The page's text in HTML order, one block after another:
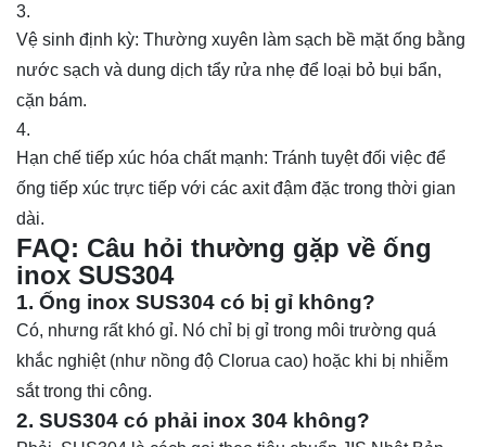
Vệ sinh định kỳ: Thường xuyên làm sạch bề mặt ống bằng
nước sạch và dung dịch tẩy rửa nhẹ để loại bỏ bụi bẩn,
cặn bám.
Hạn chế tiếp xúc hóa chất mạnh: Tránh tuyệt đối việc để
ống tiếp xúc trực tiếp với các axit đậm đặc trong thời gian
dài.
FAQ: Câu hỏi thường gặp về ống
inox SUS304
1. Ống inox SUS304 có bị gỉ không?
Có, nhưng rất khó gỉ. Nó chỉ bị gỉ trong môi trường quá
khắc nghiệt (như nồng độ Clorua cao) hoặc khi bị nhiễm
sắt trong thi công.
2. SUS304 có phải inox 304 không?